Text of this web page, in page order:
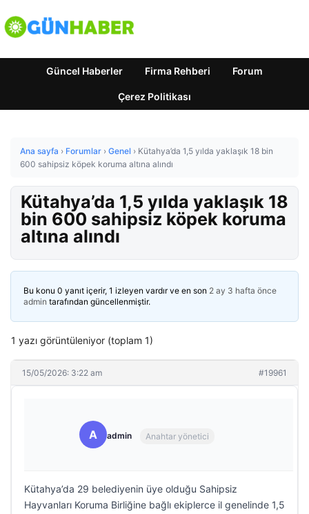
Güncel Haberler Firma Rehberi Forum
Çerez Politikası
Ana sayfa › Forumlar › Genel › Kütahya’da 1,5 yılda yaklaşık 18 bin
600 sahipsiz köpek koruma altına alındı
Kütahya’da 1,5 yılda yaklaşık 18
bin 600 sahipsiz köpek koruma
altına alındı
Bu konu 0 yanıt içerir, 1 izleyen vardır ve en son 2 ay 3 hafta önce
admin tarafından güncellenmiştir.
1 yazı görüntüleniyor (toplam 1)
15/05/2026: 3:22 am #19961
A admin Anahtar yönetici
Kütahya’da 29 belediyenin üye olduğu Sahipsiz
Hayvanları Koruma Birliğine bağlı ekiplerce il genelinde 1,5